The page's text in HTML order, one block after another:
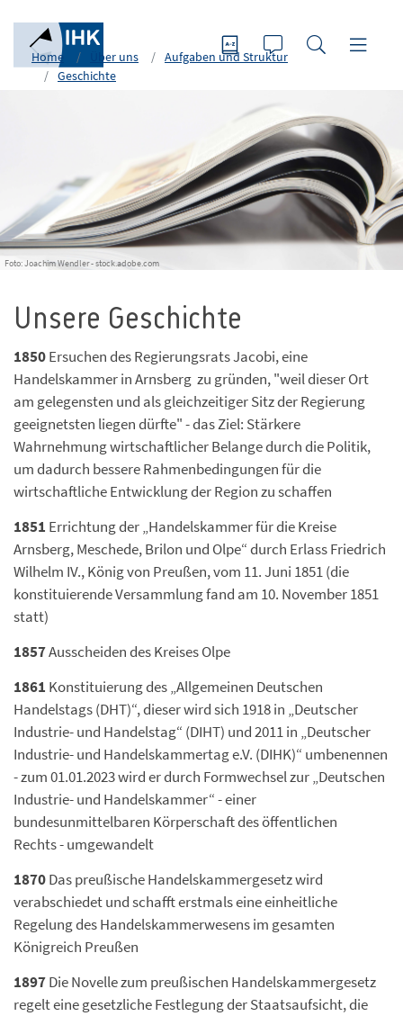
Home Über uns
Aufgaben und Struktur
Geschichte
Foto: Joachim Wendler - stock.adobe.com
Unsere Geschichte
1850Ersuchen des Regierungsrats Jacobi, eine
Handelskammer in Arnsberg zu gründen, "weil dieser Ort
am gelegensten und als gleichzeitiger Sitz der Regierung
geeignetsten liegen dürfte" - das Ziel: Stärkere
Wahrnehmung wirtschaftlicher Belange durch die Politik,
um dadurch bessere Rahmenbedingungen für die
wirtschaftliche Entwicklung der Region zu schaffen
1851 Errichtung der „Handelskammer für die Kreise
Arnsberg, Meschede, Brilon und Olpe“ durch Erlass Friedrich
Wilhelm IV., König von Preußen, vom 11. Juni 1851 (die
konstituierende Versammlung fand am 10. November 1851
statt)
1857Ausscheiden des Kreises Olpe
1861 Konstituierung des „Allgemeinen Deutschen
Handelstags (DHT)“, dieser wird sich 1918 in „Deutscher
Industrie- und Handelstag“ (DIHT) und 2011 in „Deutscher
Industrie- und Handelskammertag e.V. (DIHK)“ umbenennen
- zum 01.01.2023 wird er durch Formwechsel zur „Deutschen
Industrie- und Handelskammer“ - einer
bundesunmittelbaren Körperschaft des öffentlichen
Rechts - umgewandelt
1870Das preußische Handelskammergesetz wird
verabschiedet und schafft erstmals eine einheitliche
Regelung des Handelskammerwesens im gesamten
Königreich Preußen
1897Die Novelle zum preußischen Handelskammergesetz
regelt eine gesetzliche Festlegung der Staatsaufsicht, die